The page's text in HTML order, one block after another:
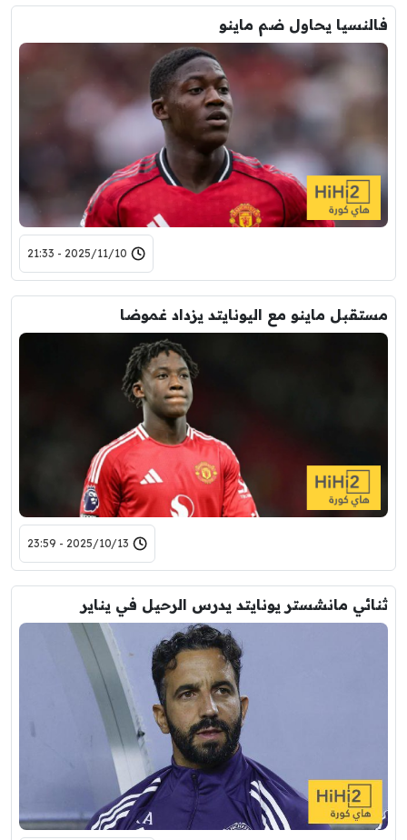
فالنسيا يحاول ضم ماينو
2025/11/10 - 21:33
مستقبل ماينو مع اليونايتد يزداد غموضا
2025/10/13 - 23:59
ثنائي مانشستر يونايتد يدرس الرحيل في يناير